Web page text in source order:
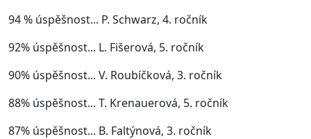
94 % úspěšnost... P. Schwarz, 4. ročník
92% úspěšnost... L. Fišerová, 5. ročník
90% úspěšnost... V. Roubíčková, 3. ročník
88% úspěšnost... T. Krenauerová, 5. ročník
87% úspěšnost... B. Faltýnová, 3. ročník